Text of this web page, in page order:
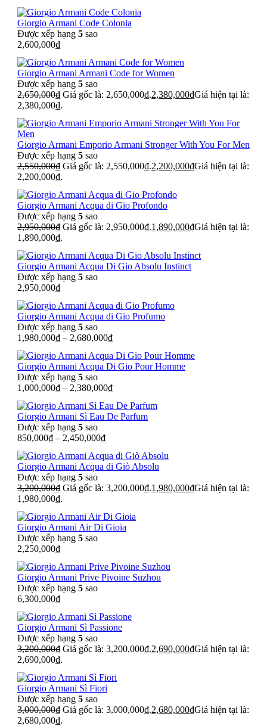
Giorgio Armani Code Colonia
Được xếp hạng 5 sao
2,600,000₫
Giorgio Armani Armani Code for Women
Được xếp hạng 5 sao
2,650,000₫ Giá gốc là: 2,650,000₫.2,380,000₫Giá hiện tại là:
2,380,000₫.
Giorgio Armani Emporio Armani Stronger With You For Men
Được xếp hạng 5 sao
2,550,000₫ Giá gốc là: 2,550,000₫.2,200,000₫Giá hiện tại là:
2,200,000₫.
Giorgio Armani Acqua di Gio Profondo
Được xếp hạng 5 sao
2,950,000₫ Giá gốc là: 2,950,000₫.1,890,000₫Giá hiện tại là:
1,890,000₫.
Giorgio Armani Acqua Di Gio Absolu Instinct
Được xếp hạng 5 sao
2,950,000₫
Giorgio Armani Acqua di Gio Profumo
Được xếp hạng 5 sao
1,980,000₫ – 2,680,000₫
Giorgio Armani Acqua Di Gio Pour Homme
Được xếp hạng 5 sao
1,000,000₫ – 2,380,000₫
Giorgio Armani Sì Eau De Parfum
Được xếp hạng 5 sao
850,000₫ – 2,450,000₫
Giorgio Armani Acqua di Giò Absolu
Được xếp hạng 5 sao
3,200,000₫ Giá gốc là: 3,200,000₫.1,980,000₫Giá hiện tại là:
1,980,000₫.
Giorgio Armani Air Di Gioia
Được xếp hạng 5 sao
2,250,000₫
Giorgio Armani Prive Pivoine Suzhou
Được xếp hạng 5 sao
6,300,000₫
Giorgio Armani Sì Passione
Được xếp hạng 5 sao
3,200,000₫ Giá gốc là: 3,200,000₫.2,690,000₫Giá hiện tại là:
2,690,000₫.
Giorgio Armani Sì Fiori
Được xếp hạng 5 sao
3,000,000₫ Giá gốc là: 3,000,000₫.2,680,000₫Giá hiện tại là:
2,680,000₫.